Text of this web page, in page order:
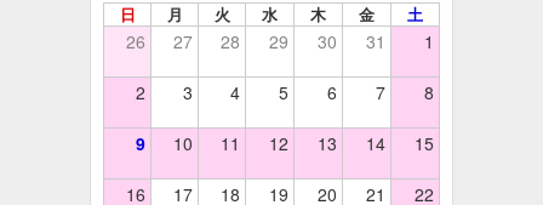
日 月 火 水 木 金 土
26 27 28 29 30 31 1
2 3 4 5 6 7 8
9 10 11 12 13 14 15
16 17 18 19 20 21 22